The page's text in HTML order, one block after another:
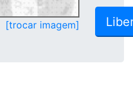
[trocar imagem]